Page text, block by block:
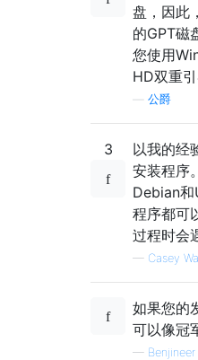
盘，因此
的GPT磁
您使用
HD双重
公爵
3
以我的经
安装程序
Debian
程序都可
过程时会
— Casey
如果您的
可以像冠
— Benjineer